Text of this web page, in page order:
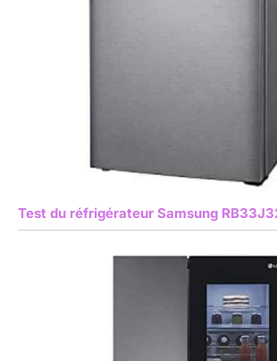
Test du réfrigérateur Samsung